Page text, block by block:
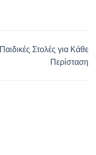
Παιδικές Στολές για Κάθε
Περίσταση